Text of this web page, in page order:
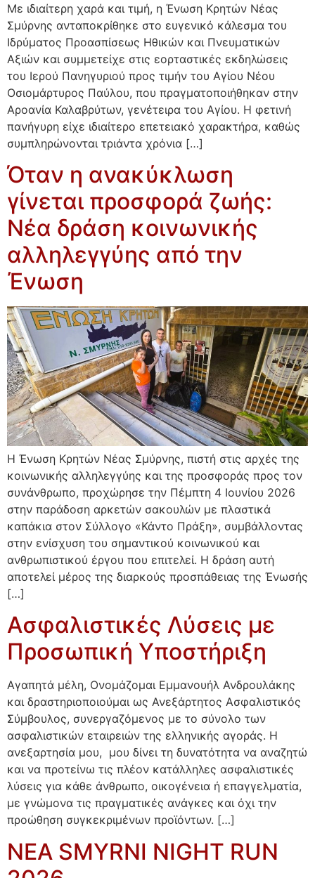
Με ιδιαίτερη χαρά και τιμή, η Ένωση Κρητών Νέας
Σμύρνης ανταποκρίθηκε στο ευγενικό κάλεσμα του
Ιδρύματος Προασπίσεως Ηθικών και Πνευματικών
Αξιών και συμμετείχε στις εορταστικές εκδηλώσεις
του Ιερού Πανηγυριού προς τιμήν του Αγίου Νέου
Οσιομάρτυρος Παύλου, που πραγματοποιήθηκαν στην
Αροανία Καλαβρύτων, γενέτειρα του Αγίου. Η φετινή
πανήγυρη είχε ιδιαίτερο επετειακό χαρακτήρα, καθώς
συμπληρώνονται τριάντα χρόνια […]
Όταν η ανακύκλωση
γίνεται προσφορά ζωής:
Νέα δράση κοινωνικής
αλληλεγγύης από την
Ένωση
Η Ένωση Κρητών Νέας Σμύρνης, πιστή στις αρχές της
κοινωνικής αλληλεγγύης και της προσφοράς προς τον
συνάνθρωπο, προχώρησε την Πέμπτη 4 Ιουνίου 2026
στην παράδοση αρκετών σακουλών με πλαστικά
καπάκια στον Σύλλογο «Κάντο Πράξη», συμβάλλοντας
στην ενίσχυση του σημαντικού κοινωνικού και
ανθρωπιστικού έργου που επιτελεί. Η δράση αυτή
αποτελεί μέρος της διαρκούς προσπάθειας της Ένωσής
[…]
Ασφαλιστικές Λύσεις με
Προσωπική Υποστήριξη
Αγαπητά μέλη, Ονομάζομαι Εμμανουήλ Ανδρουλάκης
και δραστηριοποιούμαι ως Ανεξάρτητος Ασφαλιστικός
Σύμβουλος, συνεργαζόμενος με το σύνολο των
ασφαλιστικών εταιρειών της ελληνικής αγοράς. Η
ανεξαρτησία μου, μου δίνει τη δυνατότητα να αναζητώ
και να προτείνω τις πλέον κατάλληλες ασφαλιστικές
λύσεις για κάθε άνθρωπο, οικογένεια ή επαγγελματία,
με γνώμονα τις πραγματικές ανάγκες και όχι την
προώθηση συγκεκριμένων προϊόντων. […]
NEA SMYRNI NIGHT RUN